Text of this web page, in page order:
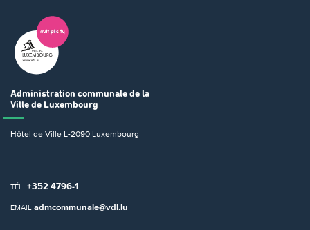
Administration communale de la
Ville de Luxembourg
Hôtel de Ville L-2090 Luxembourg
TÉL. +352 4796-1
EMAIL admcommunale@vdl.lu